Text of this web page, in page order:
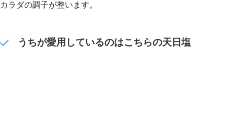
カラダの調子が整います。
うちが愛用しているのはこちらの天日塩